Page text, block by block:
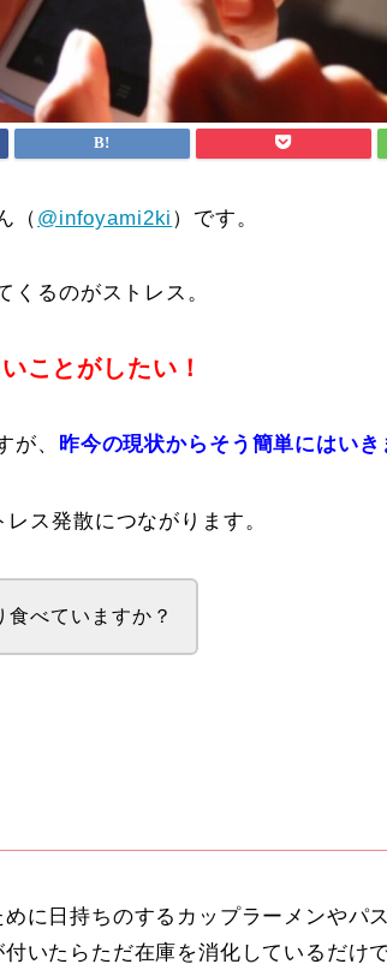
（ @infoyami2ki ）です。
くるのがストレス。
ことがしたい！
が、 昨今の現状からそう簡単にはいき
ス発散につながります。
食べていますか？
に日持ちのするカップラーメンやパ
いたらただ在庫を消化しているだけ